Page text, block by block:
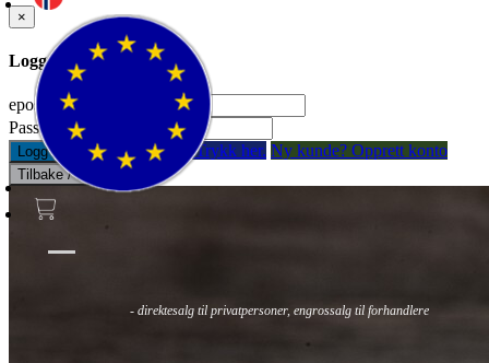
Fluefiske Fluebinding Kurs & Guiding
- direktesalg til privatpersoner, engrossalg til forhandlere
×
Logg inn til din konto.
epostadresse:
Passord:
Logg inn Glemt passord? Trykk her. Ny kunde? Opprett konto
Tilbake / Lukk